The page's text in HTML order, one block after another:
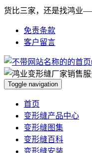
货比三家，还是找鸿业
免责条款
客户留言
Toggle navigation
首页
变形缝产品中心
变形缝图集
变形缝百科
变形缝安装